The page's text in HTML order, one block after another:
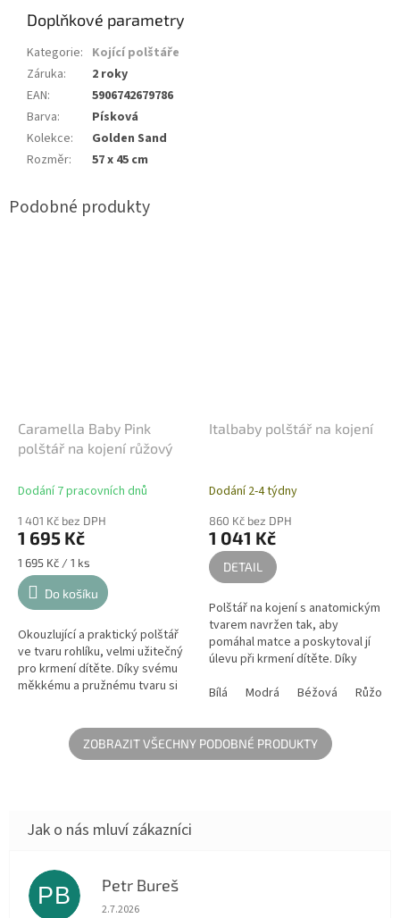
Doplňkové parametry
Kategorie: Kojící polštáře
Záruka:
2 roky
EAN:
5906742679786
Barva:
Písková
Kolekce:
Golden Sand
Rozměr: 57 x 45 cm
Caramella Baby Pink
polštář na kojení růžový
Dodání 7 pracovních dnů
1 401 Kč bez DPH
1 695 Kč
Měrná
cena:
1 695 Kč / 1 ks
Do košíku
Okouzlující a praktický polštář
ve tvaru rohlíku, velmi užitečný
pro krmení dítěte. Díky svému
měkkému a pružnému tvaru si
Italbaby polštář na kojení
Dodání 2-4 týdny
860 Kč bez DPH
1 041 Kč
DETAIL
Polštář na kojení s anatomickým
tvarem navržen tak, aby
pomáhal matce a poskytoval jí
úlevu při krmení dítěte. Díky
můžete udržet nejlepší pozici
Bílá Modrá Béžová Růžová
ZOBRAZIT VŠECHNY PODOBNÉ PRODUKTY
PB Petr Bureš
Hodnocení obchodu je 1 z 5 hvězdiček.
2.7.2026